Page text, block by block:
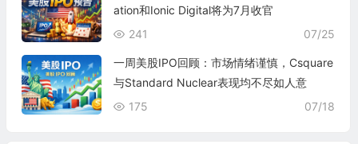
ation和Ionic Digital将为7月收官
07/25
241
一周美股IPO回顾：市场情绪谨慎，Csquare
与Standard Nuclear表现均不尽如人意
07/18
175